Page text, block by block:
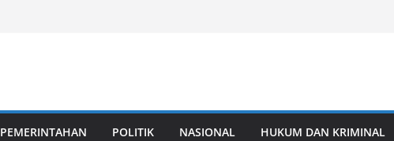
PEMERINTAHAN POLITIK NASIONAL HUKUM DAN KRIMINAL